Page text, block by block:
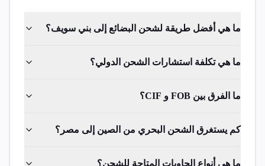
ما هي أفضل طريقة لشحن البضائع إلى بني سويف؟
ما هي تكلفة استشارات الشحن الدولي؟
ما الفرق بين FOB و CIF؟
كم يستغرق الشحن البحري من الصين إلى مصر؟
ما هي أنواع الحاويات المتاحة للشحن؟